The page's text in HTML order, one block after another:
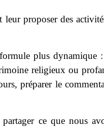
proposer des
plus
religieux ou
préparer le
ce que nous